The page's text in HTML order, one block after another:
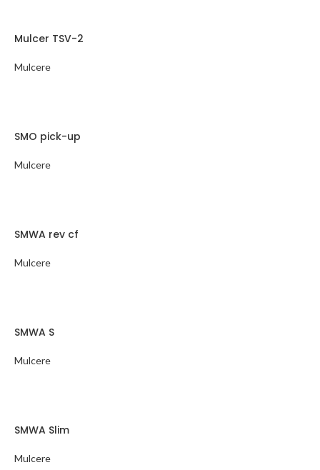
Mulcer TSV-2
Mulcere
SMO pick-up
Mulcere
SMWA rev cf
Mulcere
SMWA S
Mulcere
SMWA Slim
Mulcere